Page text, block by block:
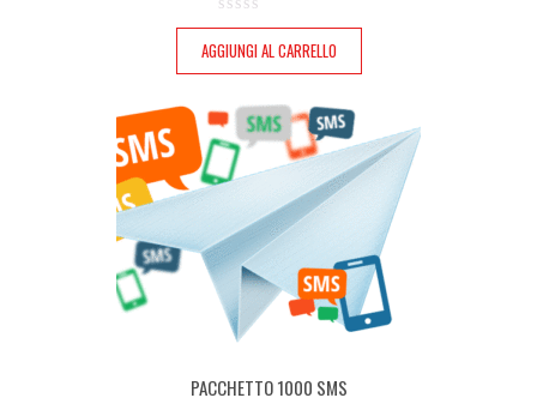
AGGIUNGI AL CARRELLO
PACCHETTO 1000 SMS